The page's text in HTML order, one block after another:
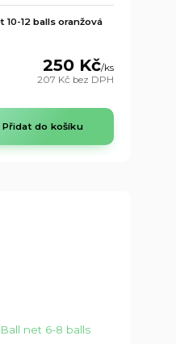
12 balls oranžová
250 Kč/ks
207 Kč bez DPH
Přidat do košíku